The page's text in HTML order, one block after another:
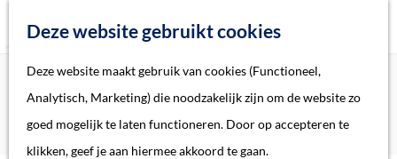
Deze website gebruikt cookies
Deze website maakt gebruik van cookies (Functioneel,
Analytisch, Marketing) die noodzakelijk zijn om de website zo
goed mogelijk te laten functioneren. Door op accepteren te
klikken, geef je aan hiermee akkoord te gaan.
k
e
Home
Verhalen
Thema
Home
Verhalen
Overzicht oorlogsslachtoffers gemeente ’s-
Hertogenbosch